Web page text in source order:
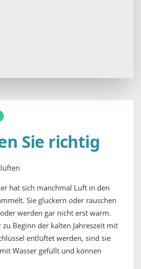
Sie richtig
hat sich manchmal Luft in den
Sie gluckern oder rauschen
werden gar nicht erst warm.
Beginn der kalten Jahreszeit mit
entlüftet werden, sind sie
Wasser gefüllt und können